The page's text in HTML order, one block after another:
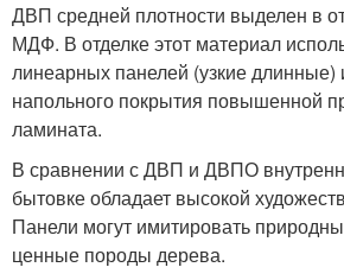
ДВП средней плотности выделен в
МДФ. В отделке этот материал
линеарных панелей (узкие длинные)
напольного покрытия повышенной
ламината.
В сравнении с ДВП и ДВПО
бытовке обладает высокой
Панели могут имитировать
ценные породы дерева.